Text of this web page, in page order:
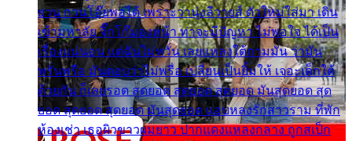
ยวน กวนโอ๊ยพอได้ เพราะว่านุ่งลีวายส์ ตัวใหม่ใส่มา เดิน
เข้ามหาลัย จิ๊กโก๊มองหน้า ท่าจะมีปัญหา ไม่พอใจ ได้เป็น
เรื่องแน่นอน แต่ฉันไม่หวั่น เลยแหลงใต้ถามมัน ว่ามัน
พรั่นพรือ มันตอบว่าไม่พรื่อ เปลี่ยนเป็นยิ้มให้ เจอะเด็กใต้
ด้วยกัน ก็เลยรอด สุดยอด สุดยอด สุดยอด มันสุดยอด สุด
ยอด สุดยอด สุดยอด มันสุดยอด แอบหลงรักสาวราม ที่พัก
ห้องเช่า เธอผิวขาวผมยาว ปากแดงแหลงกลาง ถูกสเป็ก